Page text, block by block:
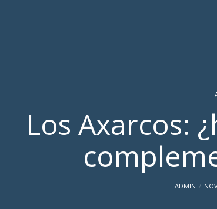
Los Axarcos:
ADMIN